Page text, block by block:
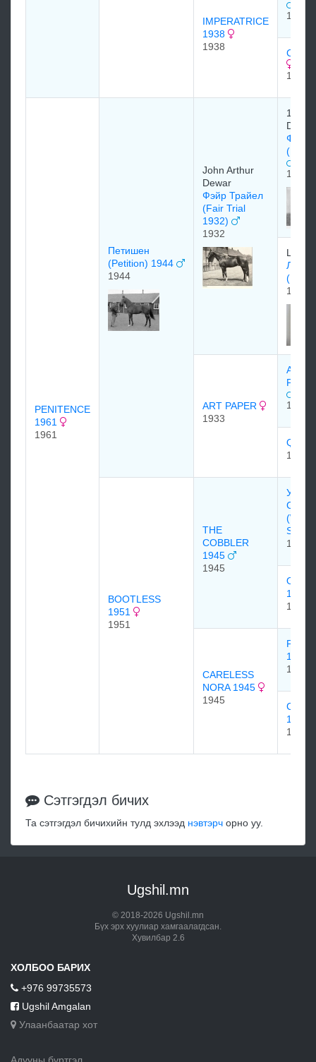
IMPERATRICE
1938
1938
1927
1934
PENITENCE
1961
1961
Петишен
(Petition) 1944
1944
John Arthur
Dewar
Фэйр Трайел
(Fair Trial
1932)
1932
17th
Derby
1925
Lady
Леди
(Lady
1919
ART PAPER
1933
1926
1918
BOOTLESS
1951
1951
THE
COBBLER
1945
1945
1939
1937
1937
CARELESS
NORA 1945
1945
1936
1936
1937
1937
Сэтгэгдэл бичих
Та сэтгэгдэл бичихийн тулд эхлээд нэвтэрч орно уу.
Ugshil.mn
© 2018-2026 Ugshil.mn
Бүх эрх хуулиар хамгаалагдсан.
Хувилбар 2.6
ХОЛБОО БАРИХ
+976 99735573
Ugshil Amgalan
Улаанбаатар хот